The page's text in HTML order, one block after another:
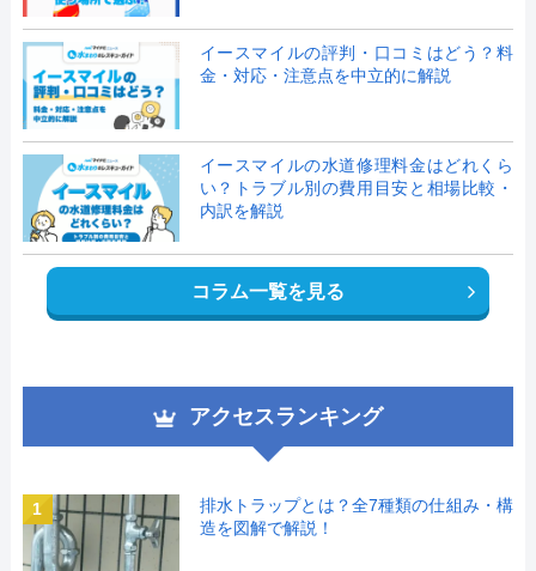
イースマイルの評判・口コミはどう？料
金・対応・注意点を中立的に解説
イースマイルの水道修理料金はどれくら
い？トラブル別の費用目安と相場比較・
内訳を解説
コラム一覧を見る
アクセスランキング
1
排水トラップとは？全7種類の仕組み・構
造を図解で解説！